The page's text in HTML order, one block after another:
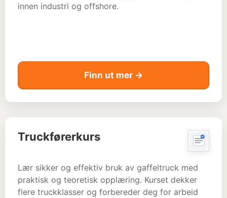
innen industri og offshore.
Finn ut mer →
Truckførerkurs
Lær sikker og effektiv bruk av gaffeltruck med
praktisk og teoretisk opplæring. Kurset dekker
flere truckklasser og forbereder deg for arbeid